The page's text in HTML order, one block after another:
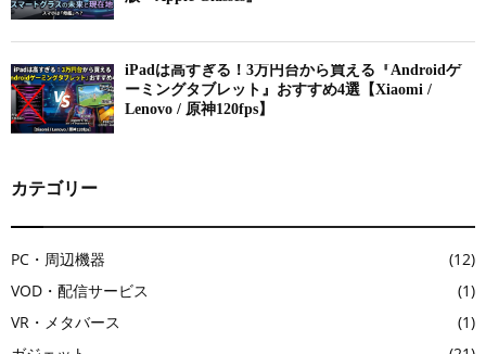
iPadは高すぎる！3万円台から買える『Androidゲ
ーミングタブレット』おすすめ4選【Xiaomi /
Lenovo / 原神120fps】
カテゴリー
PC・周辺機器
(12)
VOD・配信サービス
(1)
VR・メタバース
(1)